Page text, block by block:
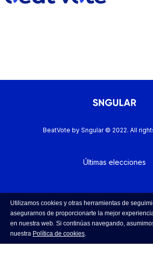
BeatVote by Sngular © 2022. All
Últimas elecciones
Política de Cookies
Política de Privacidad
Utilizamos cookies y otras herramientas de
asegurarnos de proporcionarte la mejor
en nuestra web. Si continúas navegando,
nuestra Política de cookies.